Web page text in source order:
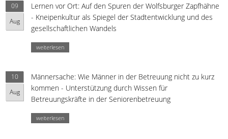
09
Aug
Lernen vor Ort: Auf den Spuren der Wolfsburger Zapfhähne
- Kneipenkultur als Spiegel der Stadtentwicklung und des
gesellschaftlichen Wandels
weiterlesen
10
Aug
Männersache: Wie Männer in der Betreuung nicht zu kurz
kommen - Unterstützung durch Wissen für
Betreuungskräfte in der Seniorenbetreuung
weiterlesen